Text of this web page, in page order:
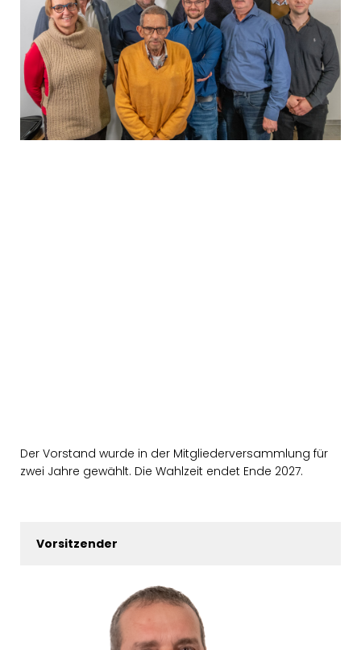
Der Vorstand wurde in der Mitgliederversammlung für
zwei Jahre gewählt. Die Wahlzeit endet Ende 2027.
Vorsitzender